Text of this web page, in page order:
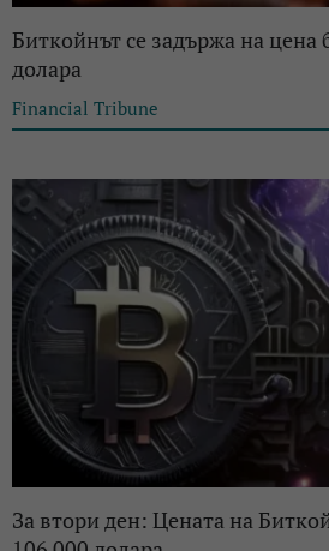
Биткойнът се задържа на цена
долара
Financial Tribune
За втори ден: Цената на